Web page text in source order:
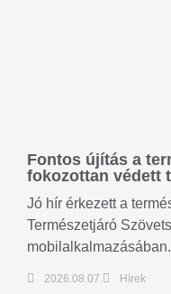
Fontos újítás a
fokozottan védett
Jó hír érkezett a
Természetjáró
2026.08.07. Hírek